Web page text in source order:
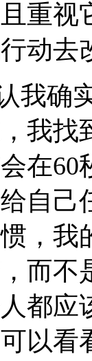
重视
动去
我确
我
在
自己
，
而不
都应
以看